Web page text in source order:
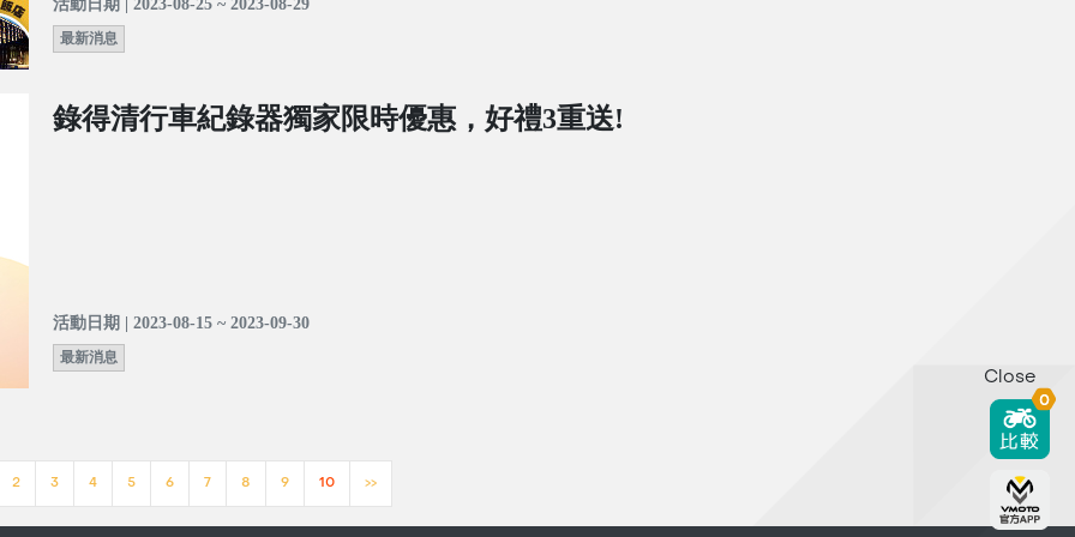
活動日期 | 2023-08-25 ~ 2023-08-29
最新消息
錄得清行車紀錄器獨家限時優惠，好禮3重送!
活動日期 | 2023-08-15 ~ 2023-09-30
最新消息
2 3 4 5 6 7 8 9 10 >>
Close
0